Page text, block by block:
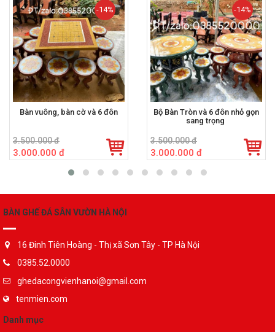
-14%
Bàn vuông, bàn cờ và 6 đôn
3.500.000 đ
3.000.000 đ
-14%
Bộ Bàn Tròn và 6 đôn nhỏ gọn
sang trọng
3.500.000 đ
3.000.000 đ
BÀN GHẾ ĐÁ SÂN VƯỜN HÀ NỘI
16 Đinh Tiên Hoàng - Thị xã Sơn Tây - TP Hà Nội
0385.52.0000
ghedacongvienhanoi@gmail.com
tenmien.com
Danh mục